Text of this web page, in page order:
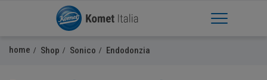
Apri Menu
home Shop Sonico Endodonzia